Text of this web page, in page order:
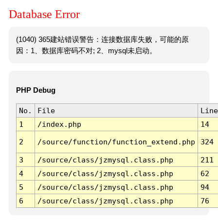
Database Error
(1040) 365建站错误警告：连接数据库失败，可能的原
因：1、数据库密码不对; 2、mysql未启动。
PHP Debug
No. File
Line
1
/index.php 14
2 /source/function/function_extend.php 324
3 /source/class/jzmysql.class.php
211
4
/source/class/jzmysql.class.php
62
5
/source/class/jzmysql.class.php
94
6
/source/class/jzmysql.class.php 76